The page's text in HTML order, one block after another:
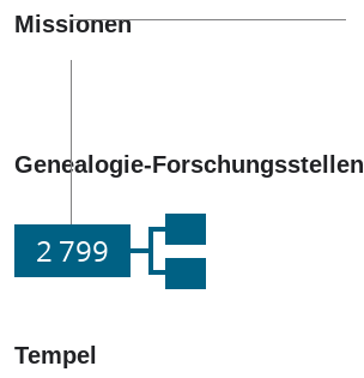
Missionen
Genealogie-Forschungsstellen
2 799
Tempel